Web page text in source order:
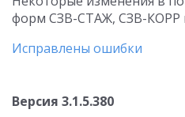
форм СЗВ-СТАЖ, СЗВ-КОРР
Исправлены ошибки
Версия 3.1.5.380